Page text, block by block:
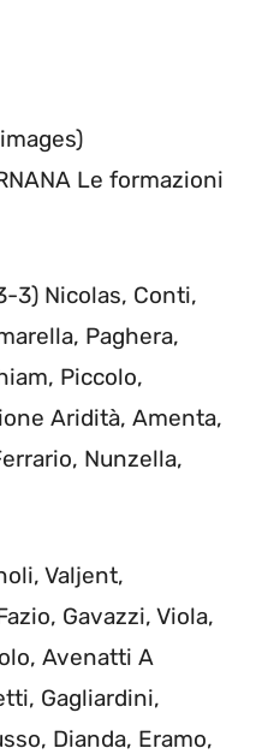
Le formazioni
3) Nicolas, Conti,
Paghera,
Piccolo,
Aridità, Amenta,
Nunzella,
Valjent,
Gavazzi, Viola,
Avenatti A
Gagliardini,
Dianda, Eramo,